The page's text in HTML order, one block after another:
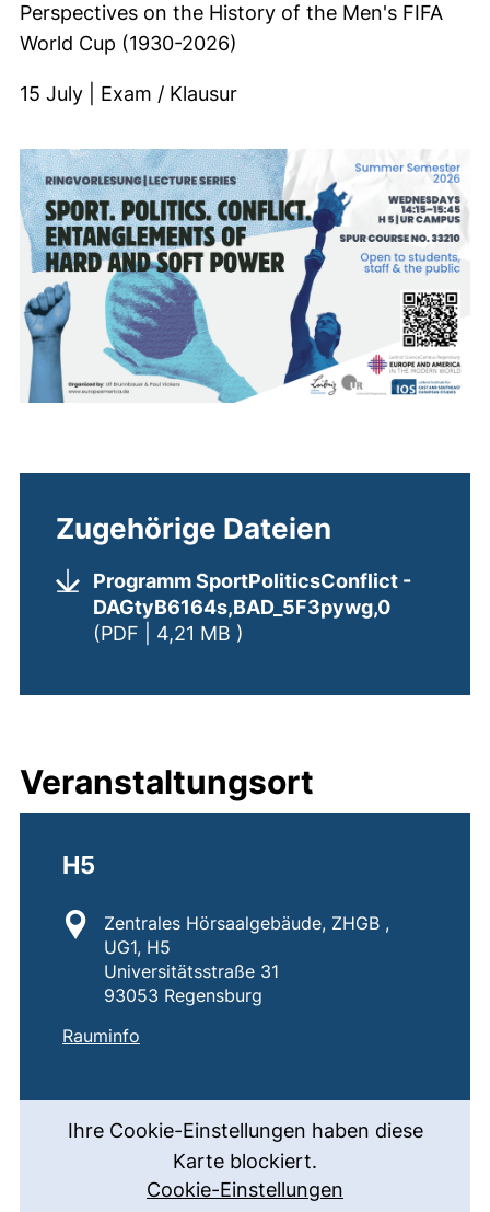
Perspectives on the History of the Men's FIFA
World Cup (1930-2026)
15 July | Exam / Klausur
Zugehörige Dateien
Programm SportPoliticsConflict -
DAGtyB6164s,BAD_5F3pywg,0
(PDF | 4,21 MB )
Veranstaltungsort
H5
Standort:
Zentrales Hörsaalgebäude, ZHGB ,
UG1, H5
Universitätsstraße 31
93053 Regensburg
Rauminfo
Ihre Cookie-Einstellungen haben diese
Karte blockiert.
Cookie-Einstellungen